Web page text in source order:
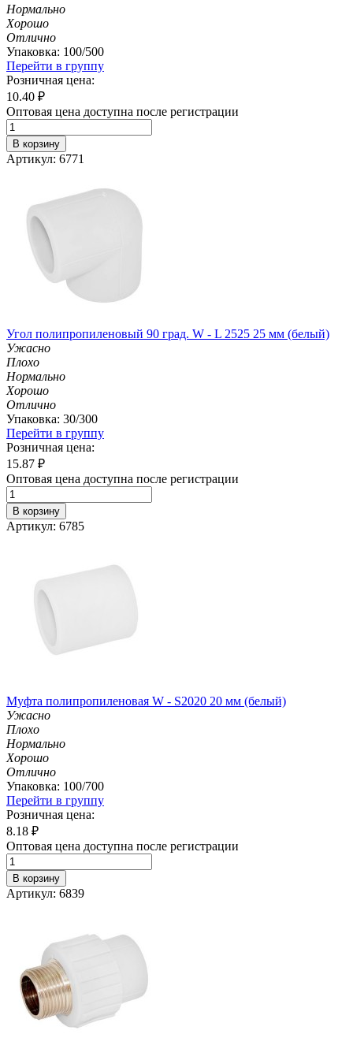
Нормально
Хорошо
Отлично
Упаковка: 100/500
Перейти в группу
Розничная цена:
10.40 ₽
Оптовая цена доступна после регистрации
В корзину
Артикул: 6771
Угол полипропиленовый 90 град. W - L 2525 25 мм (белый)
Ужасно
Плохо
Нормально
Хорошо
Отлично
Упаковка: 30/300
Перейти в группу
Розничная цена:
15.87 ₽
Оптовая цена доступна после регистрации
В корзину
Артикул: 6785
Муфта полипропиленовая W - S2020 20 мм (белый)
Ужасно
Плохо
Нормально
Хорошо
Отлично
Упаковка: 100/700
Перейти в группу
Розничная цена:
8.18 ₽
Оптовая цена доступна после регистрации
В корзину
Артикул: 6839